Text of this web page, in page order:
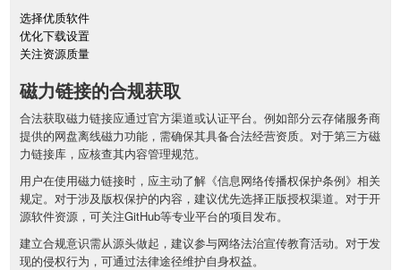
选择优质软件
优化下载设置
关注资源质量
磁力链接的合规获取
合法获取磁力链接应通过官方渠道或认证平台。例如部分云存储服务商
提供的网盘离线磁力功能，需确保其具备合法经营资质。对于第三方磁
力链接库，应核查其内容管理规范。
用户在使用磁力链接时，应主动了解《信息网络传播权保护条例》相关
规定。对于涉及版权保护的内容，建议优先选择正版授权渠道。对于开
源软件资源，可关注GitHub等专业平台的项目发布。
建立合规意识需从源头做起，建议参与网络法治宣传教育活动。对于发
现的侵权行为，可通过法律途径维护自身权益。